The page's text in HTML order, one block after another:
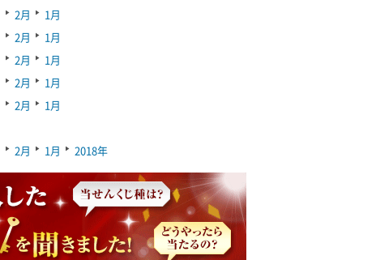
2月
1月
2月
1月
2月
1月
2月
1月
2月
1月
2月 1月 2018年